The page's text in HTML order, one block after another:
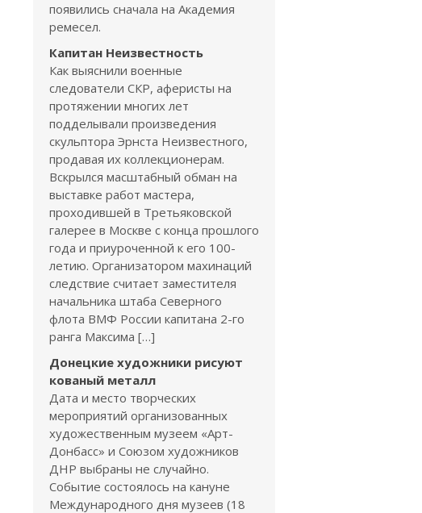
появились сначала на Академия
ремесел.
Капитан Неизвестность
Как выяснили военные
следователи СКР, аферисты на
протяжении многих лет
подделывали произведения
скульптора Эрнста Неизвестного,
продавая их коллекционерам.
Вскрылся масштабный обман на
выставке работ мастера,
проходившей в Третьяковской
галерее в Москве с конца прошлого
года и приуроченной к его 100-
летию. Организатором махинаций
следствие считает заместителя
начальника штаба Северного
флота ВМФ России капитана 2-го
ранга Максима […]
Донецкие художники рисуют
кованый металл
Дата и место творческих
мероприятий организованных
художественным музеем «Арт-
Донбасс» и Союзом художников
ДНР выбраны не случайно.
Событие состоялось на кануне
Международного дня музеев (18